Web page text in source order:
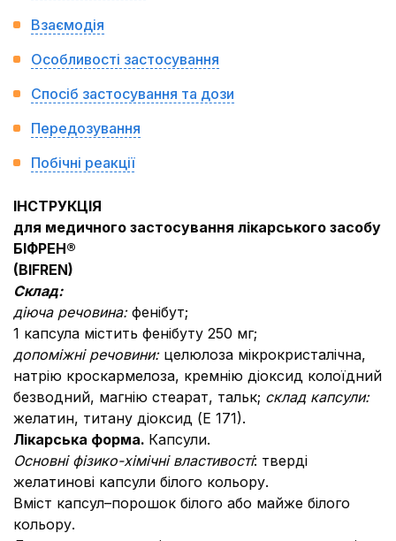
Взаємодія
Особливості застосування
Спосіб застосування та дози
Передозування
Побічні реакції
ІНСТРУКЦІЯ
для медичного застосування лікарського засобу
БІФРЕН®
(BIFREN)
Склад:
діюча речовина: фенібут;
1 капсула містить фенібуту 250 мг;
допоміжні речовини: целюлоза мікрокристалічна,
натрію кроскармелоза, кремнію діоксид колоїдний
безводний, магнію стеарат, тальк; склад капсули:
желатин, титану діоксид (Е 171).
Лікарська форма. Капсули.
Основні фізико-хімічні властивості: тверді
желатинові капсули білого кольору.
Вміст капсул–порошок білого або майже білого
кольору.